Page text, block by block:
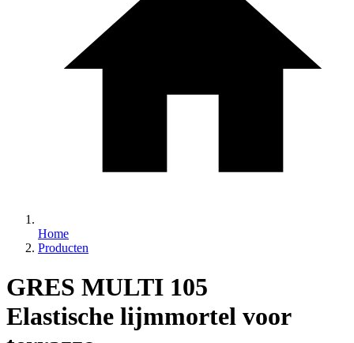
Home
Producten
GRES MULTI 105
Elastische lijmmortel voor